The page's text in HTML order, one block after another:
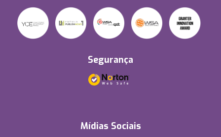
Segurança
Mídias Sociais